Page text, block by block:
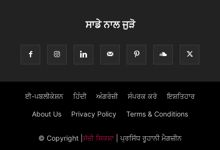
ਸਾਡੇ ਨਾਲ ਜੁੜੋ
ਈ-ਪਬਲੀਕੇਸ਼ਨ ਹਿੰਦੀ ਅੰਗਰੇਜ਼ੀ ਸੰਪਰਕ ਕਰੋ ਇਸ਼ਤਿਹਾਰ
About Us Privacy Policy Terms & Conditions
© Copyright ਸੱਚੀ ਸ਼ਿਕਸ਼ਾ| ਪ੍ਰਸਿੱਧ ਰੂਹਾਨੀ ਮੈਗਜ਼ੀਨ